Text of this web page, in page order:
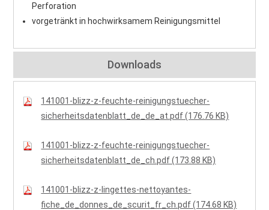
Perforation
vorgetränkt in hochwirksamem Reinigungsmittel
Downloads
141001-blizz-z-feuchte-reinigungstuecher-
sicherheitsdatenblatt_de_de_at.pdf (176.76 KB)
141001-blizz-z-feuchte-reinigungstuecher-
sicherheitsdatenblatt_de_ch.pdf (173.88 KB)
141001-blizz-z-lingettes-nettoyantes-
fiche_de_donnes_de_scurit_fr_ch.pdf (174.68 KB)